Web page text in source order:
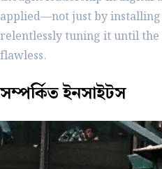
applied—not just by installing
relentlessly tuning it until the
flawless.
সম্পর্কিতইনসাইটস